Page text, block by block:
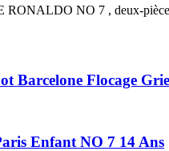
RONALDO NO 7 , deux-
Barcelone Flocage
Enfant NO 7 14 Ans